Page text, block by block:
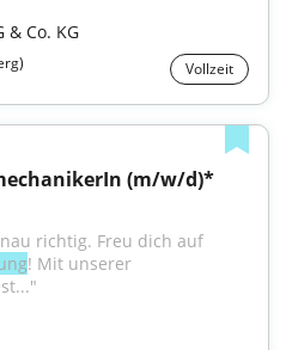
& Co. KG
Vollzeit
(m/w/d)*
richtig. Freu dich auf
! Mit unserer